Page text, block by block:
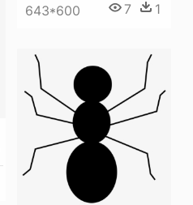
643*600 7 1